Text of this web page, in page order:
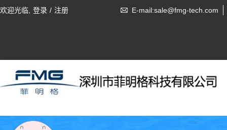
欢迎光临, 登录 / 注册 E-mail:sale@fmg-tech.com